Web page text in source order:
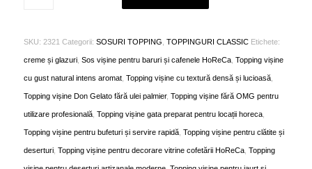
SKU: 2321 Categorii: SOSURI TOPPING TOPPINGURI CLASSIC Etichete:
creme și glazuri, Sos vișine pentru baruri și cafenele HoReCa, Topping vișine
cu gust natural intens aromat, Topping vișine cu textură densă și lucioasă,
Topping vișine Don Gelato fără ulei palmier, Topping vișine fără OMG pentru
utilizare profesională, Topping vișine gata preparat pentru locații horeca,
Topping vișine pentru bufeturi și servire rapidă, Topping vișine pentru clătite și
deserturi, Topping vișine pentru decorare vitrine cofetării HoReCa, Topping